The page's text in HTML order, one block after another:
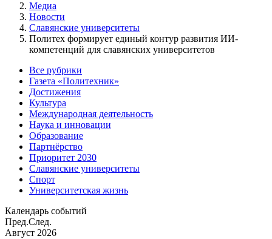
Медиа
Новости
Славянские университеты
Политех формирует единый контур развития ИИ-
компетенций для славянских университетов
Все рубрики
Газета «Политехник»
Достижения
Культура
Международная деятельность
Наука и инновации
Образование
Партнёрство
Приоритет 2030
Славянские университеты
Спорт
Университетская жизнь
Календарь событий
Пред.След.
Август 2026